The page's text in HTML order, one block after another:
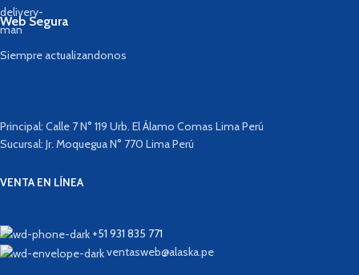
Web Segura
Siempre actualizandonos
Principal: Calle 7 N° 119 Urb. El Álamo Comas Lima Perú
Sucursal: Jr. Moquegua N° 770 Lima Perú
VENTA EN LÍNEA
+51 931 835 771
ventasweb@alaska.pe